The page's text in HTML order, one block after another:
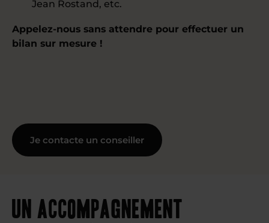
Jean Rostand, etc.
Appelez-nous sans attendre pour effectuer un
bilan sur mesure !
Je contacte un conseiller
Un accompagnement